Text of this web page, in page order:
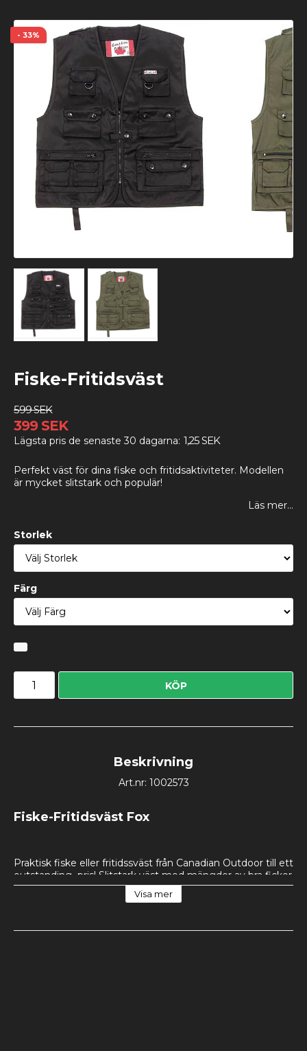
- 33%
Fiske-Fritidsväst
599 SEK
399 SEK
Lägsta pris de senaste 30 dagarna 1,25 SEK
Perfekt väst för dina fiske och fritidsaktiviteter. Modellen
är mycket slitstark och populär!
Läs mer...
Storlek
Färg
KÖP
Beskrivning
Art.nr: 1002573
Fiske-Fritidsväst Fox
Praktisk fiske eller fritidssväst från Canadian Outdoor till ett
outstanding  pris! Slitstark väst med mängder av bra fickor
- Totalt 12st. På ryggen finns en liten större ficka inbyggd i
västen vilket är ett perfekt förvaringsutrymmen vid
Visa mer